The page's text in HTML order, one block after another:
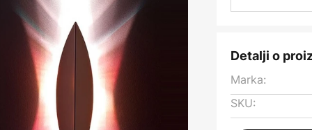
Detalji o
Marka:
SKU: